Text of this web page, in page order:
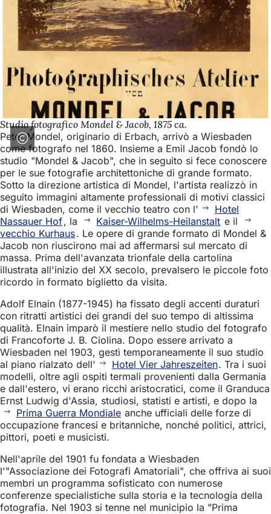
Studio fotografico Mondel & Jacob, 1875 ca.
Peter Mondel, originario di Erbach, arrivò a Wiesbaden
come fotografo nel 1860. Insieme a Emil Jacob fondò lo
studio "Mondel & Jacob", che in seguito si fece conoscere
per le sue fotografie architettoniche di grande formato.
Sotto la direzione artistica di Mondel, l'artista realizzò in
seguito immagini altamente professionali di motivi classici
di Wiesbaden, come il vecchio teatro con l'
Hotel
Nassauer Hof, la Kaiser-Wilhelms-Heilanstalt e il
vecchio Kurhaus. Le opere di grande formato di Mondel &
Jacob non riuscirono mai ad affermarsi sul mercato di
massa. Prima dell'avanzata trionfale della cartolina
illustrata all'inizio del XX secolo, prevalsero le piccole foto
ricordo in formato biglietto da visita.
Adolf Elnain (1877-1945) ha fissato degli accenti duraturi
con ritratti artistici dei grandi del suo tempo di altissima
qualità. Elnain imparò il mestiere nello studio del fotografo
di Francoforte J. B. Ciolina. Dopo essere arrivato a
Wiesbaden nel 1903, gestì temporaneamente il suo studio
al piano rialzato dell'
Hotel Vier Jahreszeiten. Tra i suoi
modelli, oltre agli ospiti termali provenienti dalla Germania
e dall'estero, vi erano ricchi aristocratici, come il Granduca
Ernst Ludwig d'Assia, studiosi, statisti e artisti, e dopo la
Prima Guerra Mondiale anche ufficiali delle forze di
occupazione francesi e britanniche, nonché politici, attrici,
pittori, poeti e musicisti.
Nell'aprile del 1901 fu fondata a Wiesbaden
l'"Associazione dei Fotografi Amatoriali", che offriva ai suoi
membri un programma sofisticato con numerose
conferenze specialistiche sulla storia e la tecnologia della
fotografia. Nel 1903 si tenne nel municipio la "Prima